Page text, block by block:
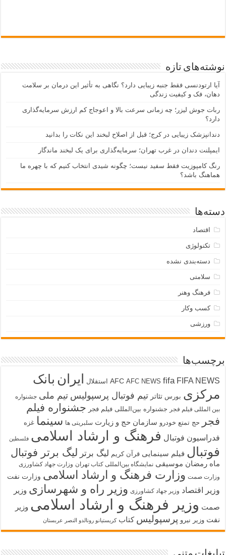
نوشته‌های تازه
آیا ارتودنسی فقط جنبه زیبایی دارد؟ نگاهی به تأثیر این درمان بر سلامت
دهان، فک و کیفیت زندگی
ربات جوش لیزر؛ چه زمانی سرعت بالا و اعوجاج کم ارزش سرمایه‌گذاری
دارد؟
دندانپزشک زیبایی در کرج؛ قبل از اصلاح لبخند این نکات را بدانید
ایمپلنت دندان در غرب تهران؛ سرمایه‌گذاری برای یک لبخند ماندگار
رنگ کامپوزیت فقط سفید نیست؛ چگونه شیدی انتخاب کنیم که با چهره ما
هماهنگ باشد؟
دسته‌ها
اقتصاد
تکنولوژی
دسته‌بندی نشده
سلامتی
فرهنگ وهنر
کسب وکار
ورزشی
برچسب‌ها
AFC AFC NEWS fifa FIFA NEWS استقلال ایران بانک
مرکزی بورس تئاتر تیم فوتبال پرسپولیس تیم ملی جشنواره
بین المللی فیلم فجر جشنواره بین‌المللی فیلم فجر جشنواره فیلم
فجر
حج تمتع خودرو سازمان حج و زیارت سلبریتی ها سینما غزه
فدراسیون فوتبال فرهنگ و ارشاد اسلامی فلسطین
فوتبال فیلم سینمایی قرآن کریم لیگ برتر لیگ برتر فوتبال
ماه رمضان موسیقی نمایشگاه بین‌المللی کتاب تهران وزارت جهاد کشاورزی
وزارت صمت وزارت فرهنگ و ارشاد اسلامی وزارت نفت
وزیر اقتصاد وزیر جهاد کشاورزی وزیر راه و شهرسازی وزیر
صمت وزیر فرهنگ و ارشاد اسلامی وزیر
نفت وزیر نیرو پرسپولیس کتاب کریستیانو رونالدو النصر عربستان